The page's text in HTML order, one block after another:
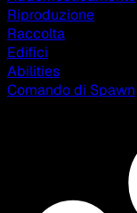
Riproduzione
Raccolta
Edifici
Abilities
Comando di Spawn